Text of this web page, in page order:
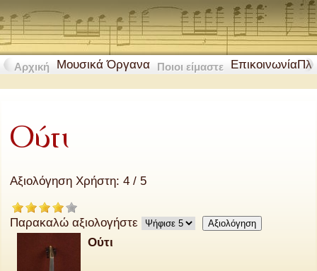
Αρχική Μουσικά Όργανα Ποιοι είμαστε Επικοινωνία
Ούτι
Αξιολόγηση Χρήστη: 4 / 5
Παρακαλώ αξιολογήστε
Ούτι